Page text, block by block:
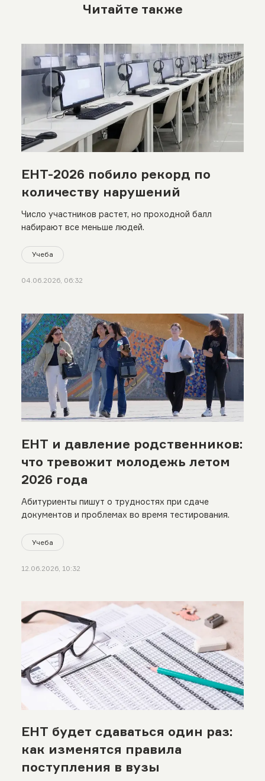
Читайте также
ЕНТ-2026 побило рекорд по
количеству нарушений
Число участников растет, но проходной балл
набирают все меньше людей.
Учеба
04.06.2026, 06:32
ЕНТ и давление родственников:
что тревожит молодежь летом
2026 года
Абитуриенты пишут о трудностях при сдаче
документов и проблемах во время тестирования.
Учеба
12.06.2026, 10:32
ЕНТ будет сдаваться один раз:
как изменятся правила
поступления в вузы